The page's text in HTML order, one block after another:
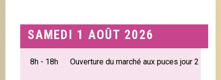
SAMEDI 1 AOÛT 2026
8h - 18h Ouverture du marché aux puces jour 2